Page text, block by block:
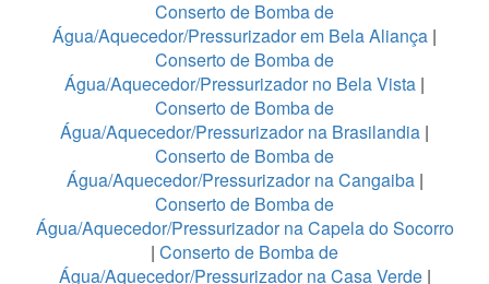
Conserto de Bomba de
Água/Aquecedor/Pressurizador em Bela Aliança |
Conserto de Bomba de
Água/Aquecedor/Pressurizador no Bela Vista |
Conserto de Bomba de
Água/Aquecedor/Pressurizador na Brasilandia |
Conserto de Bomba de
Água/Aquecedor/Pressurizador na Cangaiba|
Conserto de Bomba de
Água/Aquecedor/Pressurizador na Capela do Socorro
| Conserto de Bomba de
Água/Aquecedor/Pressurizador na Casa Verde|